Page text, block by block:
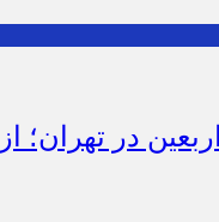
در تهران؛